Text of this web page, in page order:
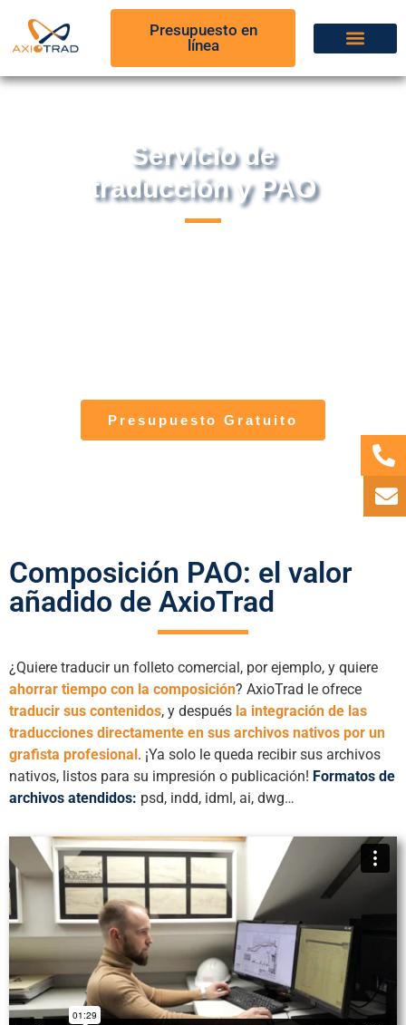
Presupuesto en
línea
Servicio de
traducción y PAO
Presupuesto Gratuito
Composición PAO: el valor
añadido de AxioTrad
¿Quiere traducir un folleto comercial, por ejemplo, y quiere
ahorrar tiempo con la composición? AxioTrad le ofrece
traducir sus contenidos, y después la integración de las
traducciones directamente en sus archivos nativos por un
grafista profesional. ¡Ya solo le queda recibir sus archivos
nativos, listos para su impresión o publicación! Formatos de
archivos atendidos: psd, indd, idml, ai, dwg…